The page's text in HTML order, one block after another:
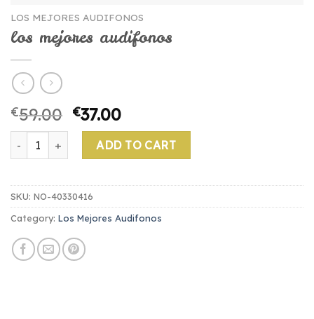
LOS MEJORES AUDIFONOS
los mejores audifonos
€59.00 €37.00
los mejores audifonos quantity
ADD TO CART
SKU: NO-40330416
Category: Los Mejores Audifonos